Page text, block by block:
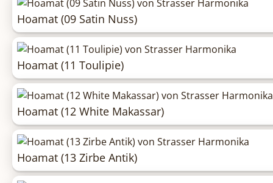
Hoamat (09 Satin Nuss)
Hoamat (11 Toulipie)
Hoamat (12 White Makassar)
Hoamat (13 Zirbe Antik)